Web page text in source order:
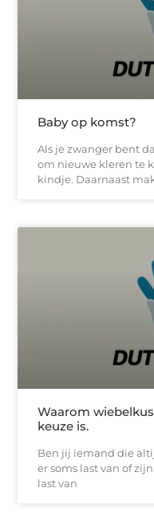
Baby op komst?
Als je zwanger bent
om nieuwe kleren te
kindje. Daarnaast
Waarom
keuze is.
Ben jij iemand die
er soms last van of
last van